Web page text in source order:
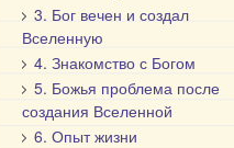
3. Бог вечен и создал
Вселенную
4. Знакомство с Богом
5. Божья проблема после
создания Вселенной
6. Опыт жизни